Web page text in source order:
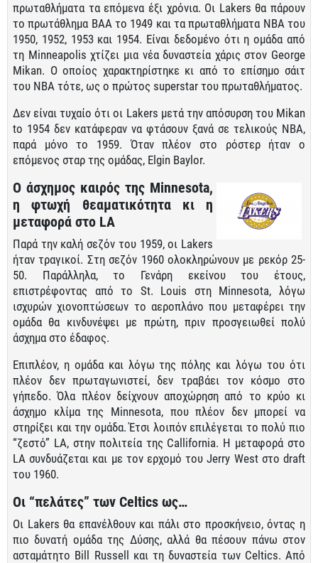
πρωταθλήματα τα επόμενα έξι χρόνια. Οι Lakers θα πάρουν
το πρωτάθλημα ΒΑΑ το 1949 και τα πρωταθλήματα ΝΒΑ του
1950, 1952, 1953 και 1954. Είναι δεδομένο ότι η ομάδα από
τη Minneapolis χτίζει μια νέα δυναστεία χάρις στον George
Mikan. Ο οποίος χαρακτηρίστηκε κι από το επίσημο σάιτ
του ΝΒΑ τότε, ως ο πρώτος superstar του πρωταθλήματος.
Δεν είναι τυχαίο ότι οι Lakers μετά την απόσυρση του Mikan
to 1954 δεν κατάφεραν να φτάσουν ξανά σε τελικούς ΝΒΑ,
παρά μόνο το 1959. Όταν πλέον στο ρόστερ ήταν ο
επόμενος σταρ της ομάδας, Elgin Baylor.
Ο άσχημος καιρός της Minnesota,
η φτωχή θεαματικότητα κι η
μεταφορά στο LA
Παρά την καλή σεζόν του 1959, οι Lakers
ήταν τραγικοί. Στη σεζόν 1960 ολοκληρώνουν με ρεκόρ 25-
50. Παράλληλα, το Γενάρη εκείνου του έτους,
επιστρέφοντας από το St. Louis στη Minnesota, λόγω
ισχυρών χιονοπτώσεων το αεροπλάνο που μεταφέρει την
ομάδα θα κινδυνέψει με πρώτη, πριν προσγειωθεί πολύ
άσχημα στο έδαφος.
Επιπλέον, η ομάδα και λόγω της πόλης και λόγω του ότι
πλέον δεν πρωταγωνιστεί, δεν τραβάει τον κόσμο στο
γήπεδο. Όλα πλέον δείχνουν αποχώρηση από το κρύο κι
άσχημο κλίμα της Minnesota, που πλέον δεν μπορεί να
στηρίξει και την ομάδα. Έτσι λοιπόν επιλέγεται το πολύ πιο
“ζεστό” LA, στην πολιτεία της Callifornia. Η μεταφορά στο
LA συνδυάζεται και με τον ερχομό του Jerry West στο draft
του 1960.
Οι “πελάτες” των Celtics ως…
Οι Lakers θα επανέλθουν και πάλι στο προσκήνειο, όντας η
πιο δυνατή ομάδα της Δύσης, αλλά θα πέσουν πάνω στον
ασταμάτητο Bill Russell και τη δυναστεία των Celtics. Από